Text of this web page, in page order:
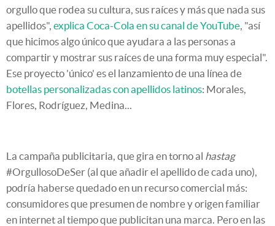
orgullo que rodea su cultura, sus raíces y más que nada sus
apellidos", explica Coca-Cola en su canal de YouTube , "así
que hicimos algo único que ayudara a las personas a
compartir y mostrar sus raíces de una forma muy especial".
Ese proyecto 'único' es el lanzamiento de una línea de
botellas personalizadas con apellidos latinos: Morales,
Flores, Rodríguez, Medina...
La campaña publicitaria, que gira en torno al hastag
#OrgullosoDeSer (al que añadir el apellido de cada uno),
podría haberse quedado en un recurso comercial más:
consumidores que presumen de nombre y origen familiar
en internet al tiempo que publicitan una marca. Pero en las